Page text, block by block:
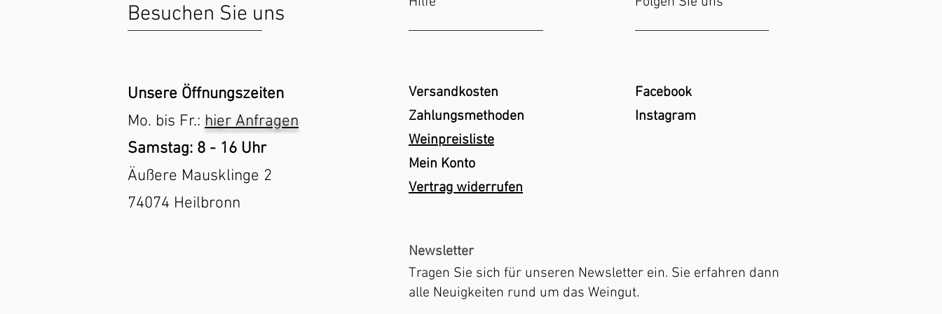
Besuchen Sie uns
Unsere Öffnungszeiten
Mo. bis Fr.: hier Anfragen
Samstag: 8 - 16 Uhr
Äußere Mausklinge 2
74074 Heilbronn
Versandkosten
Zahlungsmethoden
Weinpreisliste
Mein Konto
Vertrag widerrufen
Facebook
Instagram
Newsletter
Tragen Sie sich für unseren Newsletter ein. Sie erfahren dann
alle Neuigkeiten rund um das Weingut.